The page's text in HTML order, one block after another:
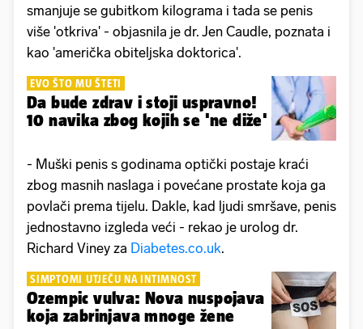
smanjuje se gubitkom kilograma i tada se penis
više 'otkriva' - objasnila je dr. Jen Caudle, poznata i
kao 'američka obiteljska doktorica'.
EVO ŠTO MU ŠTETI
Da bude zdrav i stoji uspravno!
10 navika zbog kojih se 'ne diže'
- Muški penis s godinama optički postaje kraći
zbog masnih naslaga i povećane prostate koja ga
povlači prema tijelu. Dakle, kad ljudi smršave, penis
jednostavno izgleda veći - rekao je urolog dr.
Richard Viney za Diabetes.co.uk.
SIMPTOMI UTJEČU NA INTIMNOST
Ozempic vulva: Nova nuspojava
koja zabrinjava mnoge žene